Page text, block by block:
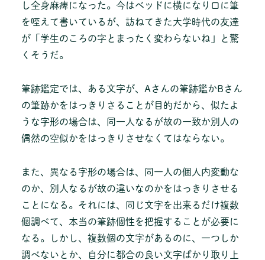
し全身麻痺になった。今はベッドに横になり口に筆
を咥えて書いているが、訪ねてきた大学時代の友達
が「学生のころの字とまったく変わらないね」と驚
くそうだ。
筆跡鑑定では、ある文字が、Aさんの筆跡鑑かBさん
の筆跡かをはっきりさることが目的だから、似たよ
うな字形の場合は、同一人なるが故の一致か別人の
偶然の空似かをはっきりさせなくてはならない。
また、異なる字形の場合は、同一人の個人内変動な
のか、別人なるが故の違いなのかをはっきりさせる
ことになる。それには、同じ文字を出来るだけ複数
個調べて、本当の筆跡個性を把握することが必要に
なる。しかし、複数個の文字があるのに、一つしか
調べないとか、自分に都合の良い文字ばかり取り上